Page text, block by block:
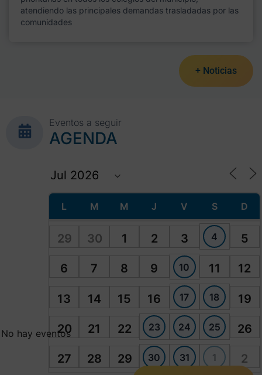
atendiendo las principales demandas trasladadas por las
comunidades
+ Noticias
Eventos a seguir
AGENDA
L M M J V S D
29 30 1 2 3 4 5
6 7 8 9 10 11 12
13 14 15 16 17 18 19
20 21 22 23 24 25 26
27 28 29 30 31 1 2
No hay eventos